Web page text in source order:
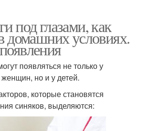
под глазами, как
домашних условиях.
появляться не только у
но и у детей.
которые становятся
синяков, выделяются: